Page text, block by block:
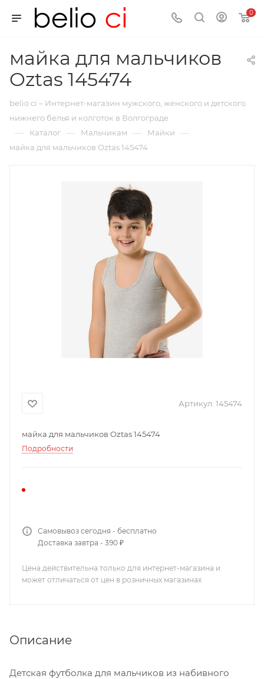
0
майка для мальчиков
Oztas 145474
belio ci – Интернет-магазин мужского, женского и детского
нижнего белья и колготок в Волгограде
— Каталог — Мальчикам — Майки —
майка для мальчиков Oztas 145474
Артикул: 145474
майка для мальчиков Oztas 145474
Подробности
Самовывоз сегодня - бесплатно
Доставка завтра - 390 ₽
Цена действительна только для интернет-магазина и
может отличаться от цен в розничных магазинах
Описание
Детская футболка для мальчиков из набивного